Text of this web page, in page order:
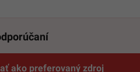
ako preferovaný zdroj